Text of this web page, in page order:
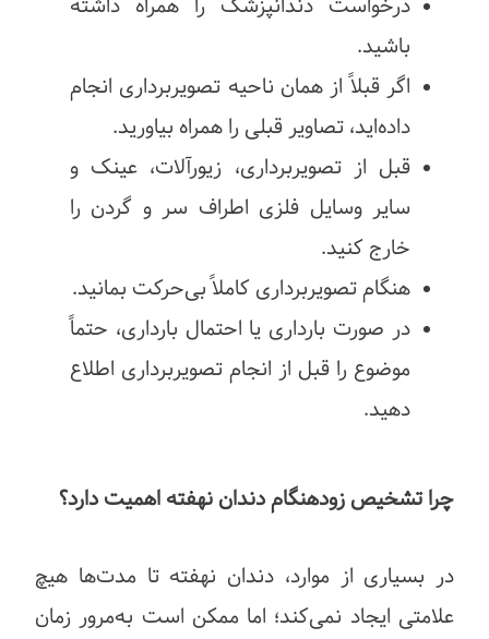
باشید.
اگر قبلاً از همان ناحیه تصویربرداری انجام
داده‌اید، تصاویر قبلی را همراه بیاورید.
قبل از تصویربرداری، زیورآلات، عینک و
سایر وسایل فلزی اطراف سر و گردن را
خارج کنید.
هنگام تصویربرداری کاملاً بی‌حرکت بمانید.
در صورت بارداری یا احتمال بارداری، حتماً
موضوع را قبل از انجام تصویربرداری اطلاع
دهید.
چرا تشخیص زودهنگام دندان نهفته اهمیت دارد؟
در بسیاری از موارد، دندان نهفته تا مدت‌ها هیچ
علامتی ایجاد نمی‌کند؛ اما ممکن است به‌مرور زمان